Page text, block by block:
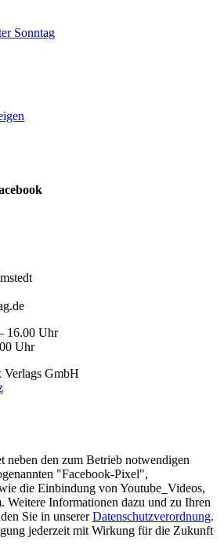
Sonntag
16.00 Uhr
Uhr
Verlags GmbH
neben den zum Betrieb notwendigen
"Facebook-Pixel",
die Einbindung von Youtube_Videos,
Weitere Informationen dazu und zu Ihren
Sie in unsererDatenschutzverordnung.
jederzeit mit Wirkung für die Zukunft